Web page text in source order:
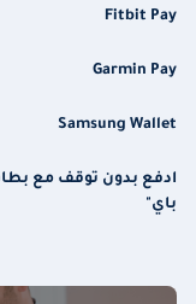
Fitbit Pay
Garmin Pay
Samsung Wallet
ادفع بدون توقف مع
باي"